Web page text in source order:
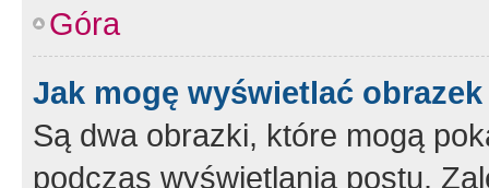
Góra
Jak mogę wyświetlać
Są dwa obrazki, które mogą
podczas wyświetlania postu.